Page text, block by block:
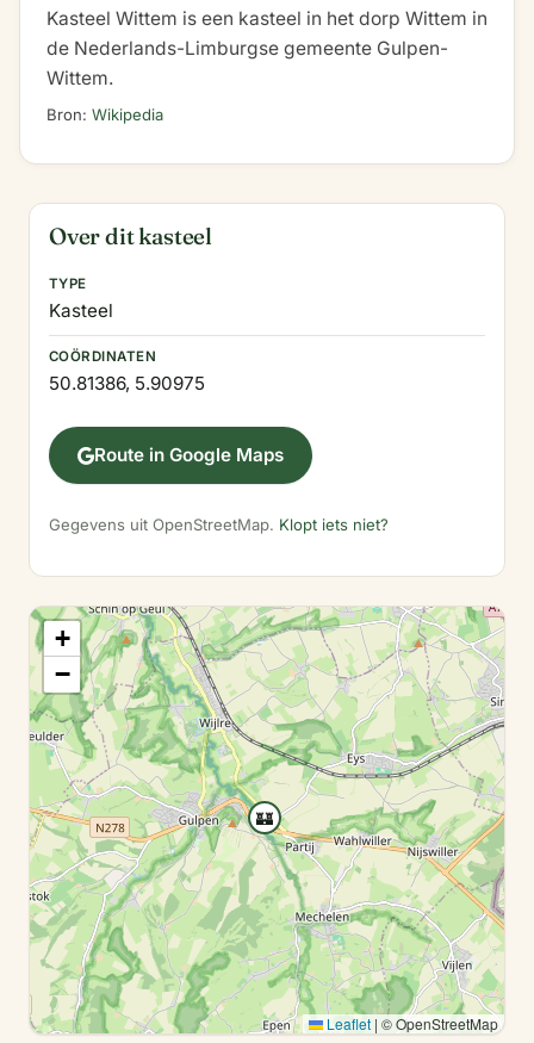
Kasteel Wittem is een kasteel in het dorp Wittem in
de Nederlands-Limburgse gemeente Gulpen-
Wittem.
Bron: Wikipedia
Over dit kasteel
TYPE
Kasteel
COÖRDINATEN
50.81386, 5.90975
Route in Google Maps
Gegevens uit OpenStreetMap. Klopt iets niet?
🏰
+
−
Leaflet | © OpenStreetMap